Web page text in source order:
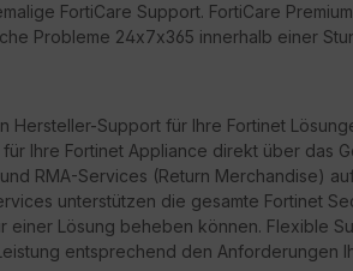
FortiCare Support. FortiCare
Probleme 24x7x365 innerhalb einer
Hersteller-Support für Ihre Fortinet
Ihre Fortinet Appliance direkt über das
RMA-Services (Return Merchandise)
unterstützen die gesamte Fortinet
Lösung beheben können. Flexible
entsprechend den Anforderungen